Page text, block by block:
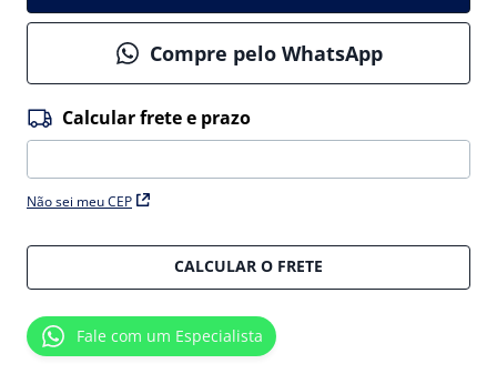
Compre pelo WhatsApp
Não sei meu CEP
CALCULAR O FRETE
Fale com um Especialista